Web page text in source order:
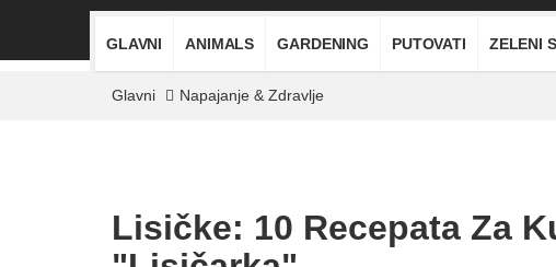
GLAVNI ANIMALS GARDENING PUTOVATI ZELENI
Glavni Napajanje & Zdravlje
Lisičke: 10 Recepata Za